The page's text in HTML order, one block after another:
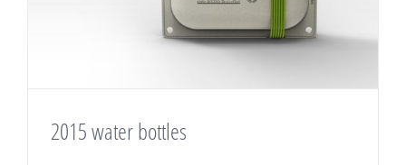
2015 water bottles